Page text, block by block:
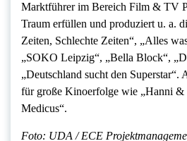
Marktführer im Bereich Film & TV
Traum erfüllen und produziert u. a.
Zeiten, Schlechte Zeiten“, „Alles
„SOKO Leipzig“, „Bella Block“,
„Deutschland sucht den Superstar“.
für große Kinoerfolge wie „Hanni &
Medicus“.
Foto: UDA / ECE